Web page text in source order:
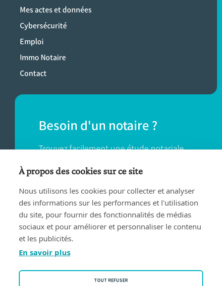
Mes actes et données
Cybersécurité
Emploi
Immo Notaire
Contact
Besoin d'un notaire ?
Trouvez facilement une étude notariale
près de chez vous.
TROUVER UN NOTAIRE
Conditions d'utilisation
À propos des cookies sur ce site
Nous utilisons les cookies pour collecter et analyser
des informations sur les performances et l'utilisation
du site, pour fournir des fonctionnalités de médias
sociaux et pour améliorer et personnaliser le contenu
et les publicités.
En savoir plus
TOUT REFUSER